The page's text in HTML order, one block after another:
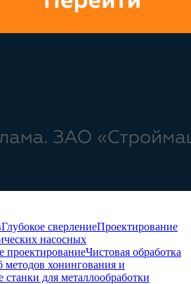
Глубокое сверлениеПроектирование
насосных
проектированиеЧистовая обработка
методов хонингования и
для металлообработки